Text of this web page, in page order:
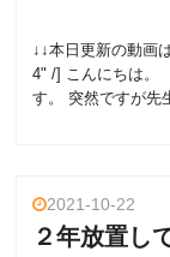
↓↓本日更新の動画
4" /] こんにちは。
す。 突然ですが
2021-10-22
２年放置し